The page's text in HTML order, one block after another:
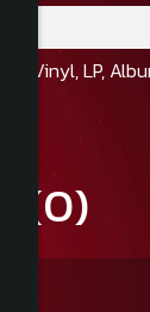
Vinyl, LP,
(0)